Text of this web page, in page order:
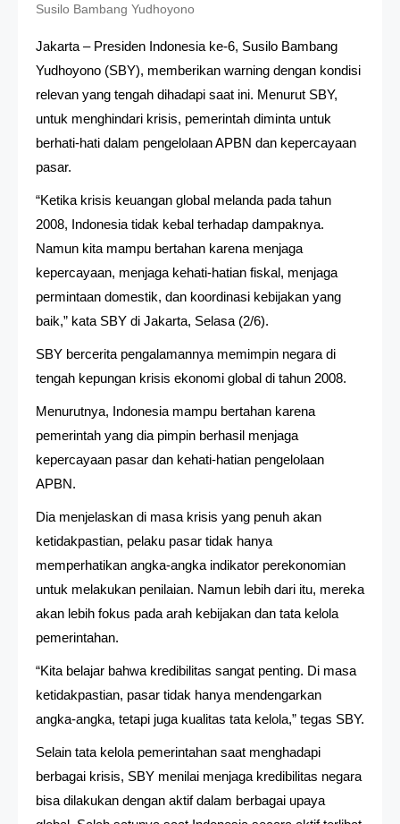
Susilo Bambang Yudhoyono
Jakarta – Presiden Indonesia ke-6, Susilo Bambang
Yudhoyono (SBY), memberikan warning dengan kondisi
relevan yang tengah dihadapi saat ini. Menurut SBY,
untuk menghindari krisis, pemerintah diminta untuk
berhati-hati dalam pengelolaan APBN dan kepercayaan
pasar.
“Ketika krisis keuangan global melanda pada tahun
2008, Indonesia tidak kebal terhadap dampaknya.
Namun kita mampu bertahan karena menjaga
kepercayaan, menjaga kehati-hatian fiskal, menjaga
permintaan domestik, dan koordinasi kebijakan yang
baik,” kata SBY di Jakarta, Selasa (2/6).
SBY bercerita pengalamannya memimpin negara di
tengah kepungan krisis ekonomi global di tahun 2008.
Menurutnya, Indonesia mampu bertahan karena
pemerintah yang dia pimpin berhasil menjaga
kepercayaan pasar dan kehati-hatian pengelolaan
APBN.
Dia menjelaskan di masa krisis yang penuh akan
ketidakpastian, pelaku pasar tidak hanya
memperhatikan angka-angka indikator perekonomian
untuk melakukan penilaian. Namun lebih dari itu, mereka
akan lebih fokus pada arah kebijakan dan tata kelola
pemerintahan.
“Kita belajar bahwa kredibilitas sangat penting. Di masa
ketidakpastian, pasar tidak hanya mendengarkan
angka-angka, tetapi juga kualitas tata kelola,” tegas SBY.
Selain tata kelola pemerintahan saat menghadapi
berbagai krisis, SBY menilai menjaga kredibilitas negara
bisa dilakukan dengan aktif dalam berbagai upaya